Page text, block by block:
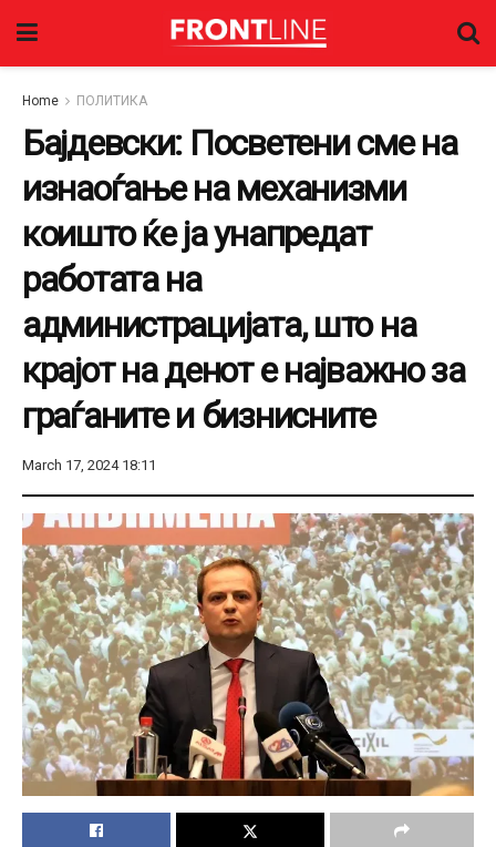
Home ПОЛИТИКА
Бајдевски: Посветени сме на
изнаоѓање на механизми
коишто ќе ја унапредат
работата на
администрацијата, што на
крајот на денот е најважно за
граѓаните и бизнисните
March 17, 2024 18:11